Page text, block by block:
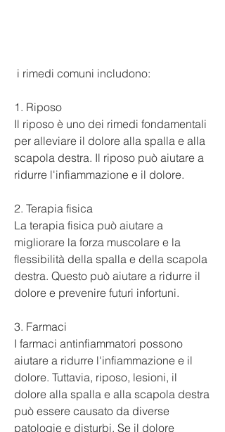
i rimedi comuni includono:
1. Riposo
Il riposo è uno dei rimedi fondamentali
per alleviare il dolore alla spalla e alla
scapola destra. Il riposo può aiutare a
ridurre l'infiammazione e il dolore.
2. Terapia fisica
La terapia fisica può aiutare a
migliorare la forza muscolare e la
flessibilità della spalla e della scapola
destra. Questo può aiutare a ridurre il
dolore e prevenire futuri infortuni.
3. Farmaci
I farmaci antinfiammatori possono
aiutare a ridurre l'infiammazione e il
dolore. Tuttavia, riposo, lesioni, il
dolore alla spalla e alla scapola destra
può essere causato da diverse
patologie e disturbi. Se il dolore